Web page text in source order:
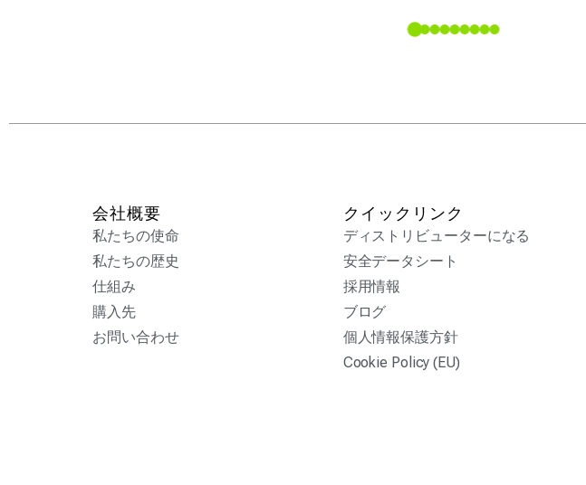
会社概要
私たちの使命
私たちの歴史
仕組み
購入先
お問い合わせ
クイックリンク
ディストリビューターになる
安全データシート
採用情報
ブログ
個人情報保護方針
Cookie Policy (EU)